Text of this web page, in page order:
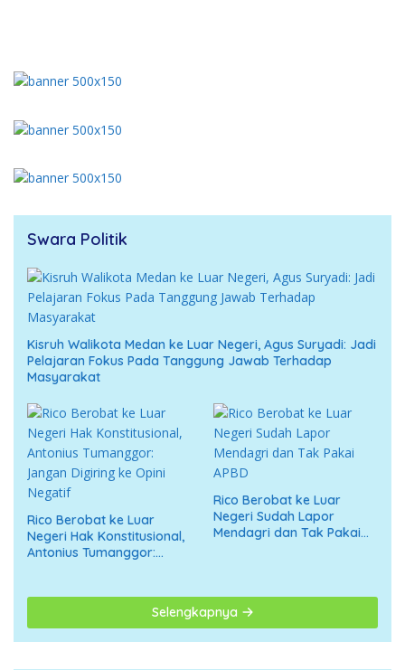
Swara Politik
Kisruh Walikota Medan ke Luar Negeri, Agus Suryadi: Jadi
Pelajaran Fokus Pada Tanggung Jawab Terhadap
Masyarakat
Rico Berobat ke Luar
Negeri Hak Konstitusional,
Antonius Tumanggor:
Rico Berobat ke Luar
Negeri Sudah Lapor
Mendagri dan Tak Pakai
Selengkapnya